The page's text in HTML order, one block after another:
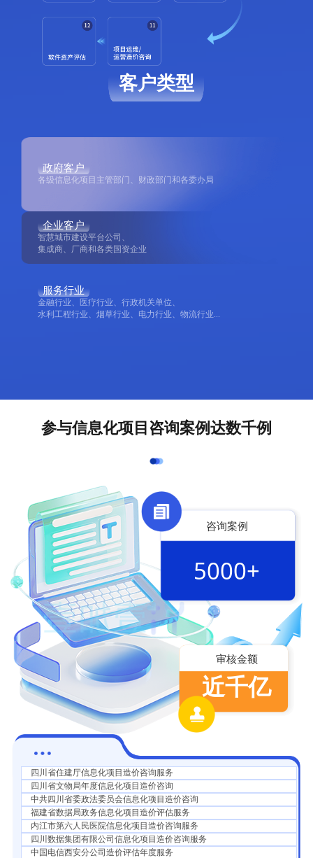
客户类型
政府客户
各级信息化项目主管部门、财政部门和各委办局
企业客户
智慧城市建设平台公司、
集成商、厂商和各类国资企业
服务行业
金融行业、医疗行业、行政机关单位、
水利工程行业、烟草行业、电力行业、物流行业...
参与信息化项目咨询案例达数千例
咨询案例
5000+
审核金额
近千亿
四川省住建厅信息化项目造价咨询服务
四川省文物局年度信息化项目造价咨询
中共四川省委政法委员会信息化项目造价咨询
福建省数据局政务信息化项目造价评估服务
内江市第六人民医院信息化项目造价咨询服务
四川数据集团有限公司信息化项目造价咨询服务
中国电信西安分公司造价评估年度服务